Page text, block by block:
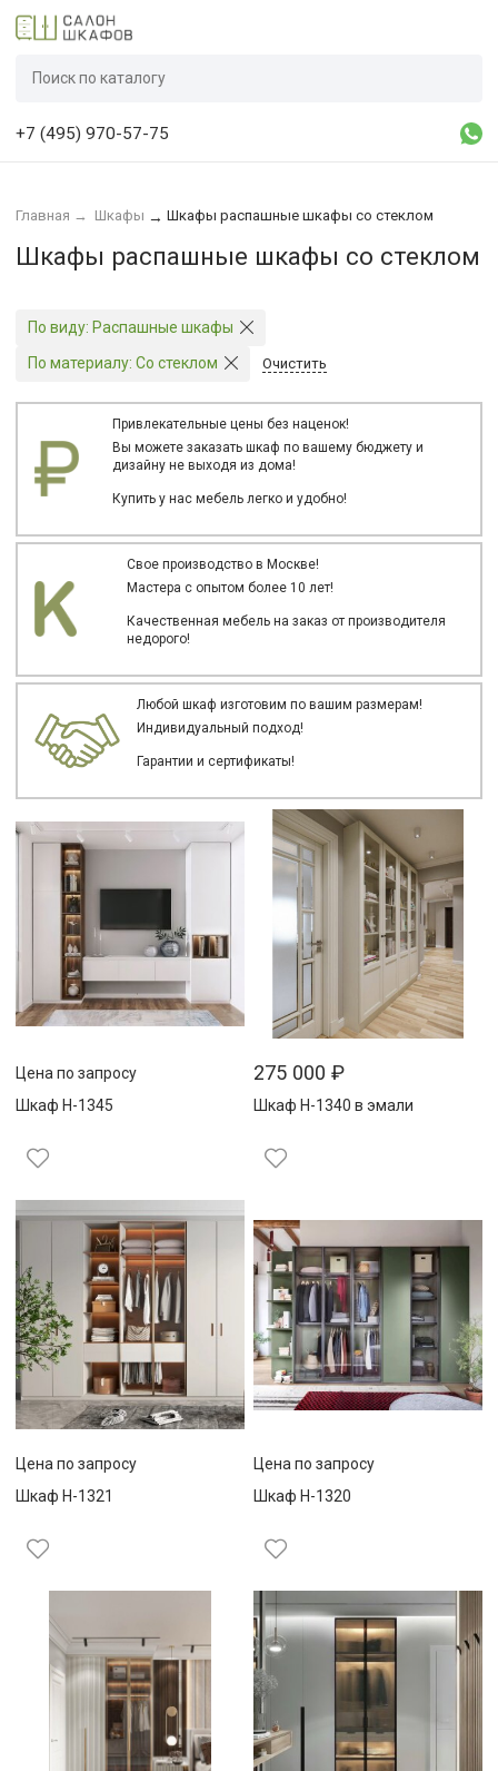
+7 (495) 970-57-75
Главная → Шкафы → Шкафы распашные шкафы со стеклом
Шкафы распашные шкафы со стеклом
По виду: Распашные шкафы
По материалу: Со стеклом Очистить
Привлекательные цены без наценок!
Вы можете заказать шкаф по вашему бюджету и
дизайну не выходя из дома!
Купить у нас мебель легко и удобно!
Свое производство в Москве!
Мастера с опытом более 10 лет!
Качественная мебель на заказ от производителя
недорого!
Любой шкаф изготовим по вашим размерам!
Индивидуальный подход!
Гарантии и сертификаты!
Цена по запросу
Шкаф Н-1345
275 000₽
Шкаф Н-1340 в эмали
Цена по запросу
Шкаф Н-1321
Цена по запросу
Шкаф Н-1320